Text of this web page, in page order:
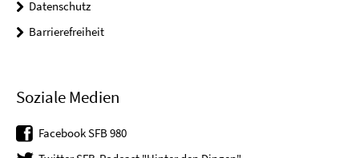
Datenschutz
Barrierefreiheit
Soziale Medien
Facebook SFB 980